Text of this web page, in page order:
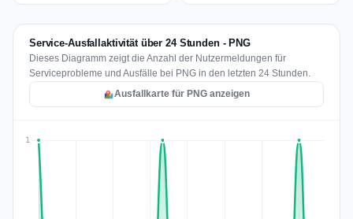
Service-Ausfallaktivität über 24 Stunden - PNG
Dieses Diagramm zeigt die Anzahl der Nutzermeldungen für
Serviceprobleme und Ausfälle bei PNG in den letzten 24 Stunden.
Ausfallkarte für PNG anzeigen